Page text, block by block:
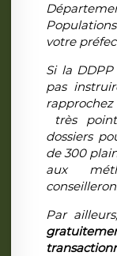
votre
Si la
pas
très
dossiers
de 300
aux
Par